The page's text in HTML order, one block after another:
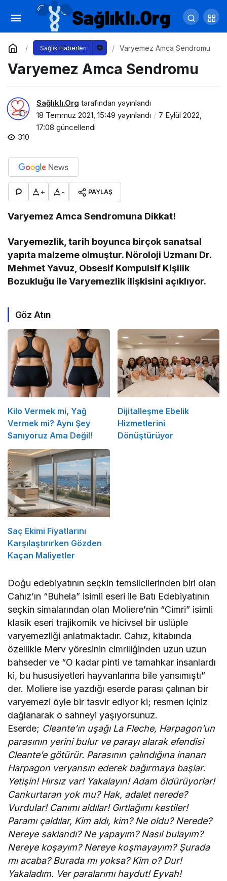
Sağlık Haberleri Varyemez Amca Sendromu
Varyemez Amca Sendromu
Sağlıklı.Org tarafından yayınlandı
18 Temmuz 2021, 15:49 yayınlandı
7 Eylül 2022,
17:08 güncellendi
310
+ - PAYLAŞ
Varyemez Amca Sendromuna Dikkat!
Varyemezlik, tarih boyunca birçok sanatsal
yapıta malzeme olmuştur. Nöroloji Uzmanı Dr.
Mehmet Yavuz, Obsesif Kompulsif Kişilik
Bozukluğu ile Varyemezlik ilişkisini açıklıyor.
Göz Atın
Kilo Vermek mi, Yağ
Vermek mi? Aynı Şey
Sanıyoruz Ama Değil!
Dijitalleşme Ebelik
Hizmetlerini
Dönüştürüyor
Saç Ekimi Fiyatlarını
Karşılaştırırken Gözden
Kaçan Maliyetler
Doğu edebiyatının seçkin temsilcilerinden biri olan
Cahız’ın “Buhela” isimli eseri ile Batı Edebiyatının
seçkin simalarından olan Moliere’nin “Cimri” isimli
klasik eseri trajikomik ve hicivsel bir uslüple
varyemezliği anlatmaktadır. Cahız, kitabında
özellikle Merv yöresinin cimriliğinden uzun uzun
bahseder ve “O kadar pinti ve tamahkar insanlardı
ki, bu hususiyetleri hayvanlarına bile yansımıştı”
der. Moliere ise yazdığı eserde parası çalınan bir
varyemezi öyle bir tasvir ediyor ki; resmen içiniz
dağlanarak o sahneyi yaşıyorsunuz.
Eserde; Cleante’ın uşağı La Fleche, Harpagon’un
parasının yerini bulur ve parayı alarak efendisi
Cleante’e götürür. Parasının çalındığına inanan
Harpagon veryansın ederek bağırmaya başlar.
Yetişin! Hırsız var! Yakalayın! Adam öldürüyorlar!
Cankurtaran yok mu? Hak, adalet nerede?
Vurdular! Canımı aldılar! Gırtlağımı kestiler!
Paramı çaldılar, Kim aldı, kim? Ne oldu? Nerede?
Nereye saklandı? Ne yapayım? Nasıl bulayım?
Nereye koşayım? Nereye koşmayayım? Şurada
mı acaba? Burada mı yoksa? Kim o? Dur!
Yakaladım. Ver paralarımı haydut! Eyvah!
Varis Yorum Yap Paylaş